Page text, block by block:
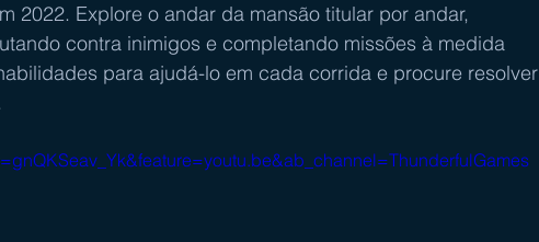
2022. Explore o andar da mansão titular por andar,
contra inimigos e completando missões à medida
para ajudá-lo em cada corrida e procure resolver